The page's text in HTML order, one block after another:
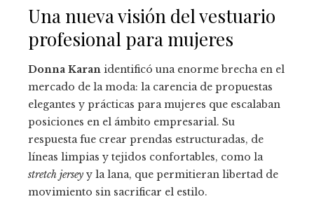
Una nueva visión del vestuario
profesional para mujeres
Donna Karan identificó una enorme brecha en el
mercado de la moda: la carencia de propuestas
elegantes y prácticas para mujeres que escalaban
posiciones en el ámbito empresarial. Su
respuesta fue crear prendas estructuradas, de
líneas limpias y tejidos confortables, como la
stretch jersey y la lana, que permitieran libertad de
movimiento sin sacrificar el estilo.